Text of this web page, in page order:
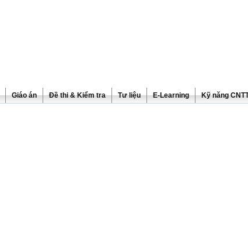
Giáo án Đề thi & Kiểm tra Tư liệu E-Learning Kỹ năng